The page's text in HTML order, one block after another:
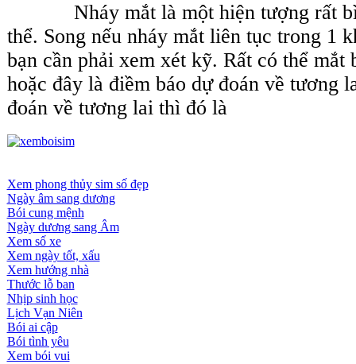
Nháy mắt là một hiện tượng rất
thể. Song nếu nháy mắt liên tục trong 1
bạn cần phải xem xét kỹ. Rất có thể mắt
hoặc đây là điềm báo dự đoán về tương
đoán về tương lai thì đó là
Xem phong thủy sim số đẹp
Ngày âm sang dương
Bói cung mệnh
Ngày dương sang Âm
Xem số xe
Xem ngày tốt, xấu
Xem hướng nhà
Thước lỗ ban
Nhịp sinh học
Lịch Vạn Niên
Bói ai cập
Bói tình yêu
Xem bói vui